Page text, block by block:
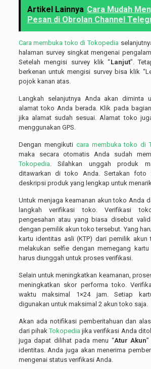
Artikel Lainnya Cara Mudah
Pesan di Obrolan Channel
Cara membuka toko di Tokopedia
halaman survey singkat mengenai
Setelah mengisi survey klik “Lanjut”.
berkenan untuk mengisi survey bisa klik
pojok kanan atas.
Langkah selanjutnya Anda akan diminta
alamat toko Anda berada. Klik pada
jika alamat sudah sesuai. Alamat toko
menggunakan GPS.
Dengan mengikuti cara membuka toko di
maka secara otomatis Anda sudah
Tokopedia . Silahkan unggah produk
ditawarkan di toko Anda. Sertakan foto
deskripsi produk yang lengkap untuk
Untuk menjaga keamanan akun toko Anda
langkah verifikasi toko. Verifikasi
pengesahan atau yang biasa disebut
dengan pemilik akun toko tersebut. Yang
kartu identitas asli (KTP) dari pemilik akun
melakukan selfie dengan memegang
harus diunggah untuk proses verifikasi.
Selain untuk meningkatkan keamanan,
meningkatkan skor performa toko.
waktu maksimal 1×24 jam. Setiap
digunakan untuk maksimal 2 akun toko saja.
Akan ada notifikasi pemberitahuan dan
dari pihakTokopedia jika verifikasi Anda
juga dapat dilihat pada menu “Atur Akun
identitas. Anda juga akan menerima
mengenai status verifikasi Anda.